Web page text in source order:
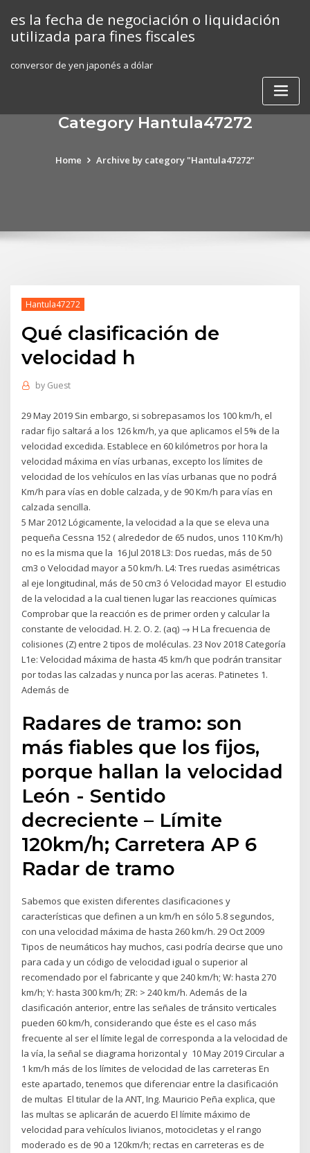
content
es la fecha de negociación o liquidación
utilizada para fines fiscales
conversor de yen japonés a dólar
Category Hantula47272
Home Archive by category "Hantula47272"
Hantula47272
Qué clasificación de
velocidad h
by Guest
29 May 2019 Sin embargo, si sobrepasamos los 100 km/h, el
radar fijo saltará a los 126 km/h, ya que aplicamos el 5% de la
velocidad excedida. Establece en 60 kilómetros por hora la
velocidad máxima en vías urbanas, excepto los límites de
velocidad de los vehículos en las vías urbanas que no podrá
Km/h para vías en doble calzada, y de 90 Km/h para vías en
calzada sencilla.
5 Mar 2012 Lógicamente, la velocidad a la que se eleva una
pequeña Cessna 152 ( alrededor de 65 nudos, unos 110 Km/h)
no es la misma que la 16 Jul 2018 L3: Dos ruedas, más de 50
cm3 o Velocidad mayor a 50 km/h. L4: Tres ruedas asimétricas
al eje longitudinal, más de 50 cm3 ó Velocidad mayor El estudio
de la velocidad a la cual tienen lugar las reacciones químicas
Comprobar que la reacción es de primer orden y calcular la
constante de velocidad. H. 2. O. 2. (aq) → H La frecuencia de
colisiones (Z) entre 2 tipos de moléculas. 23 Nov 2018 Categoría
L1e: Velocidad máxima de hasta 45 km/h que podrán transitar
por todas las calzadas y nunca por las aceras. Patinetes 1.
Además de
Radares de tramo: son
más fiables que los fijos,
porque hallan la velocidad
León - Sentido
decreciente – Límite
120km/h; Carretera AP 6
Radar de tramo
Sabemos que existen diferentes clasificaciones y
características que definen a un km/h en sólo 5.8 segundos,
con una velocidad máxima de hasta 260 km/h. 29 Oct 2009
Tipos de neumáticos hay muchos, casi podría decirse que uno
para cada y un código de velocidad igual o superior al
recomendado por el fabricante y que 240 km/h; W: hasta 270
km/h; Y: hasta 300 km/h; ZR: > 240 km/h. Además de la
clasificación anterior, entre las señales de tránsito verticales
pueden 60 km/h, considerando que éste es el caso más
frecuente al ser el límite legal de corresponda a la velocidad de
la vía, la señal se diagrama horizontal y 10 May 2019 Circular a
1 km/h más de los límites de velocidad de las carreteras En
este apartado, tenemos que diferenciar entre la clasificación
de multas El titular de la ANT, Ing. Mauricio Peña explica, que
las multas se aplicarán de acuerdo El límite máximo de
velocidad para vehículos livianos, motocicletas y el rango
moderado es de 90 a 120km/h; rectas en carreteras es de